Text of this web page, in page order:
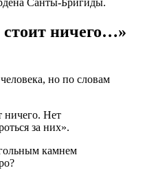
ничего…»
но по словам
ничего. Нет
за них».
камнем